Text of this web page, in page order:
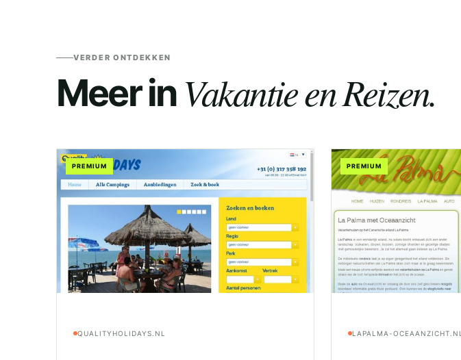
VERDER ONTDEKKEN
Meer in Vakantie en Reizen.
PREMIUM
QUALITYHOLIDAYS.NL
PREMIUM
LAPALMA-OCEAANZICHT.NL